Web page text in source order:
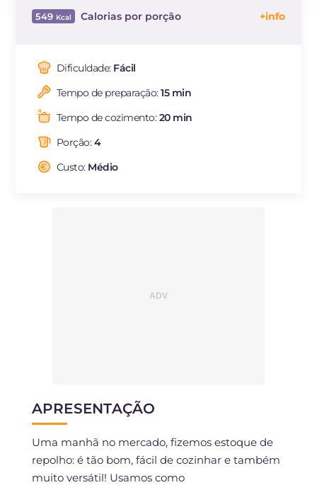
ES
549 Calorias por porção
dos quais açúcares
Proteína
Gorduras
saturadas
Fibra
Colesterol
Dificuldade: Fácil
Tempo de preparação:15 min
Tempo de cozimento:20 min
Porção:4
Custo: Médio
APRESENTAÇÃO
Uma manhã no mercado, fizemos estoque de
repolho: é tão bom, fácil de cozinhar e também
muito versátil! Usamos como